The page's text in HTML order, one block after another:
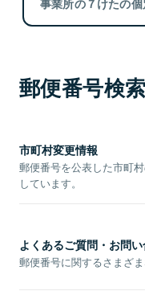
郵便番号検
市町村変更情報
郵便番号を公表した市町
しています。
よくあるご質問・お問
郵便番号に関するさまざ